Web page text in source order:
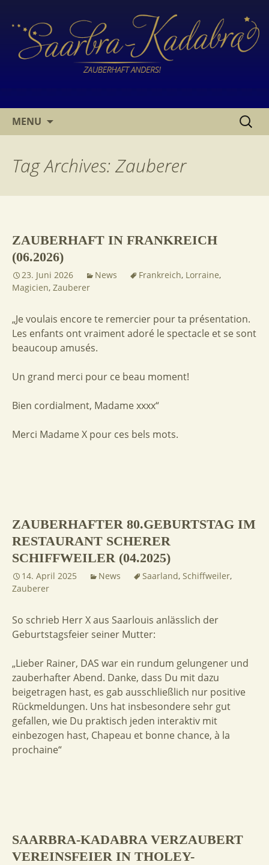
MENU
NACH:
Tag Archives: Zauberer
ZAUBERHAFT IN FRANKREICH
(06.2026)
23. Juni 2026 News Frankreich, Lorraine,
Magicien, Zauberer
„Je voulais encore te remercier pour ta présentation.
Les enfants ont vraiment adoré le spectacle et se sont
beaucoup amusés.
Un grand merci pour ce beau moment!
Bien cordialment, Madame xxxx“
Merci Madame X pour ces bels mots.
ZAUBERHAFTER 80.GEBURTSTAG IM
RESTAURANT SCHERER
SCHIFFWEILER (04.2025)
14. April 2025 News Saarland, Schiffweiler,
Zauberer
So schrieb Herr X aus Saarlouis anlässlich der
Geburtstagsfeier seiner Mutter:
„Lieber Rainer, DAS war ein rundum gelungener und
zauberhafter Abend. Danke, dass Du mit dazu
beigetragen hast, es gab ausschließlich nur positive
Rückmeldungen. Uns hat insbesondere sehr gut
gefallen, wie Du praktisch jeden interaktiv mit
einbezogen hast, Chapeau et bonne chance, à la
prochaine“
SAARBRA-KADABRA VERZAUBERT
VEREINSFEIER IN THOLEY-